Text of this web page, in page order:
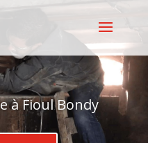
à Fioul Bondy